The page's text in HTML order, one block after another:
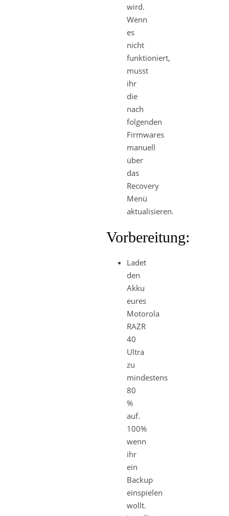
wird.
Wenn
es
nicht
funktioniert,
musst
ihr
die
nach
folgenden
Firmwares
manuell
über
das
Recovery
Menü
aktualisieren.
Vorbereitung:
Ladet
den
Akku
eures
Motorola
RAZR
40
Ultra
zu
mindestens
80
%
auf.
100%
wenn
ihr
ein
Backup
einspielen
wollt.